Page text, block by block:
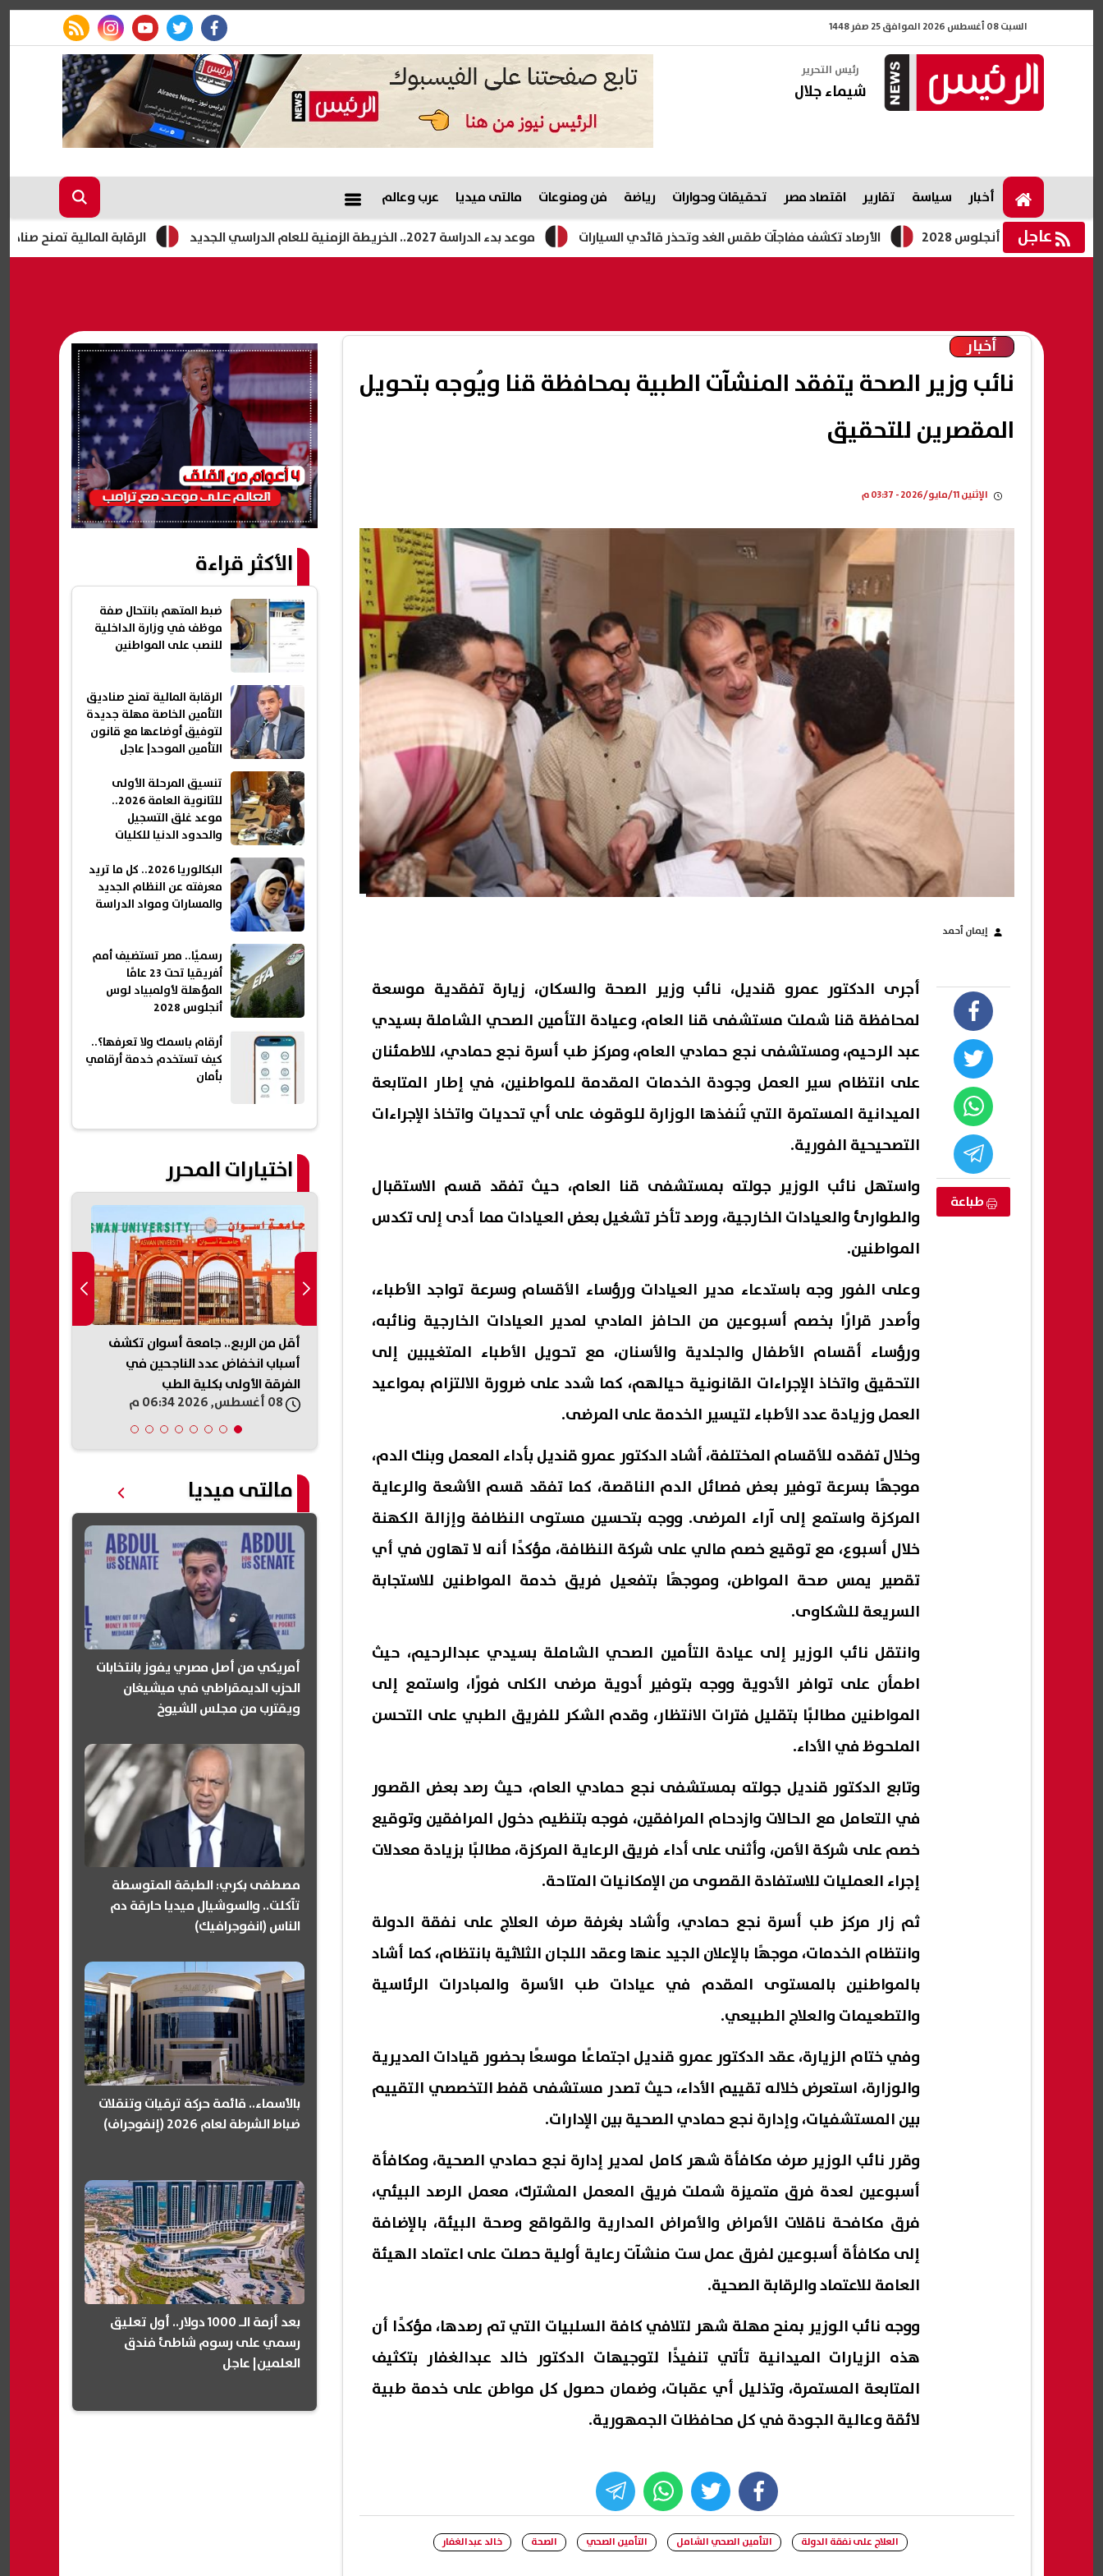
السبت 08 أغسطس 2026 الموافق 25 صفر 1448
facebook
twitter
youtube
instagram
rss feed
رئيس التحرير
شيماء جلال
أخبار سياسة تقارير اقتصاد مصر تحقيقات وحوارات رياضة فن ومنوعات مالتى ميديا عرب وعالم
عاجل الرقابة المالية تمنح صناديق موعد بدء الدراسة 2027.. الخريطة الزمنية للعام الدراسي الجديد الأرصاد تكشف مفاجآت طقس الغد وتحذر قائدي السيارات
أخبار
نائب وزير الصحة يتفقد المنشآت الطبية بمحافظة قنا ويُوجه بتحويل
المقصرين للتحقيق
الإثنين 11/مايو/2026 - 03:37 م
إيمان أحمد
طباعة
أجرى الدكتور عمرو قنديل، نائب وزير الصحة والسكان، زيارة تفقدية موسعة
لمحافظة قنا شملت مستشفى قنا العام، وعيادة التأمين الصحي الشاملة بسيدي
عبد الرحيم، ومستشفى نجع حمادي العام، ومركز طب أسرة نجع حمادي، للاطمئنان
على انتظام سير العمل وجودة الخدمات المقدمة للمواطنين، في إطار المتابعة
الميدانية المستمرة التي تُنفذها الوزارة للوقوف على أي تحديات واتخاذ الإجراءات
التصحيحية الفورية.
واستهل نائب الوزير جولته بمستشفى قنا العام، حيث تفقد قسم الاستقبال
والطوارئ والعيادات الخارجية، ورصد تأخر تشغيل بعض العيادات مما أدى إلى تكدس
المواطنين.
وعلى الفور وجه باستدعاء مدير العيادات ورؤساء الأقسام وسرعة تواجد الأطباء،
وأصدر قرارًا بخصم أسبوعين من الحافز المادي لمدير العيادات الخارجية ونائبه،
ورؤساء أقسام الأطفال والجلدية والأسنان، مع تحويل الأطباء المتغيبين إلى
التحقيق واتخاذ الإجراءات القانونية حيالهم، كما شدد على ضرورة الالتزام بمواعيد
العمل وزيادة عدد الأطباء لتيسير الخدمة على المرضى.
وخلال تفقده للأقسام المختلفة، أشاد الدكتور عمرو قنديل بأداء المعمل وبنك الدم،
موجهًا بسرعة توفير بعض فصائل الدم الناقصة، كما تفقد قسم الأشعة والرعاية
المركزة واستمع إلى آراء المرضى. ووجه بتحسين مستوى النظافة وإزالة الكهنة
خلال أسبوع، مع توقيع خصم مالي على شركة النظافة، مؤكدًا أنه لا تهاون في أي
تقصير يمس صحة المواطن، وموجهًا بتفعيل فريق خدمة المواطنين للاستجابة
السريعة للشكاوى.
وانتقل نائب الوزير إلى عيادة التأمين الصحي الشاملة بسيدي عبدالرحيم، حيث
اطمأن على توافر الأدوية ووجه بتوفير أدوية مرضى الكلى فورًا، واستمع إلى
المواطنين مطالبًا بتقليل فترات الانتظار، وقدم الشكر للفريق الطبي على التحسن
الملحوظ في الأداء.
وتابع الدكتور قنديل جولته بمستشفى نجع حمادي العام، حيث رصد بعض القصور
في التعامل مع الحالات وازدحام المرافقين، فوجه بتنظيم دخول المرافقين وتوقيع
خصم على شركة الأمن، وأثنى على أداء فريق الرعاية المركزة، مطالبًا بزيادة معدلات
إجراء العمليات للاستفادة القصوى من الإمكانيات المتاحة.
ثم زار مركز طب أسرة نجع حمادي، وأشاد بغرفة صرف العلاج على نفقة الدولة
وانتظام الخدمات، موجهًا بالإعلان الجيد عنها وعقد اللجان الثلاثية بانتظام، كما أشاد
بالمواطنين بالمستوى المقدم في عيادات طب الأسرة والمبادرات الرئاسية
والتطعيمات والعلاج الطبيعي.
وفي ختام الزيارة، عقد الدكتور عمرو قنديل اجتماعًا موسعًا بحضور قيادات المديرية
والوزارة، استعرض خلاله تقييم الأداء، حيث تصدر مستشفى قفط التخصصي التقييم
بين المستشفيات، وإدارة نجع حمادي الصحية بين الإدارات.
وقرر نائب الوزير صرف مكافأة شهر كامل لمدير إدارة نجع حمادي الصحية، ومكافأة
أسبوعين لعدة فرق متميزة شملت فريق المعمل المشترك، معمل الرصد البيئي،
فرق مكافحة ناقلات الأمراض والأمراض المدارية والقواقع وصحة البيئة، بالإضافة
إلى مكافأة أسبوعين لفرق عمل ست منشآت رعاية أولية حصلت على اعتماد الهيئة
العامة للاعتماد والرقابة الصحية.
ووجه نائب الوزير بمنح مهلة شهر لتلافي كافة السلبيات التي تم رصدها، مؤكدًا أن
هذه الزيارات الميدانية تأتي تنفيذًا لتوجيهات الدكتور خالد عبدالغفار بتكثيف
المتابعة المستمرة، وتذليل أي عقبات، وضمان حصول كل مواطن على خدمة طبية
لائقة وعالية الجودة في كل محافظات الجمهورية.
facebook
twitter
whats
العلاج على نفقة الدولة التأمين الصحي الشامل التأمين الصحي الصحة خالد عبدالغفار
الأكثر قراءة
ضبط المتهم بانتحال صفة
موظف في وزارة الداخلية
للنصب على المواطنين
الرقابة المالية تمنح صناديق
التأمين الخاصة مهلة جديدة
لتوفيق أوضاعها مع قانون
التأمين الموحد| عاجل
تنسيق المرحلة الأولى
للثانوية العامة 2026..
موعد غلق التسجيل
والحدود الدنيا للكليات
البكالوريا 2026.. كل ما تريد
معرفته عن النظام الجديد
والمسارات ومواد الدراسة
رسميًا.. مصر تستضيف أمم
أفريقيا تحت 23 عامًا
المؤهلة لأولمبياد لوس
أنجلوس 2028
أرقام باسمك ولا تعرفها؟..
كيف تستخدم خدمة أرقامي
بأمان
اختيارات المحرر
أرقام باسمك ولا تعرفها؟.. كيف
تستخدم خدمة أرقامي بأمان
تنسيق المرحلة الأولى للثانوية
العامة 2026.. موعد غلق التسجيل
والحدود الدنيا للكليات
رسميًا.. مصر تستضيف أمم أفريقيا
تحت 23 عامًا المؤهلة لأولمبياد لوس
أنجلوس 2028
أقل من الربع.. جامعة أسوان تكشف
أسباب انخفاض عدد الناجحين في
الفرقة الأولى بكلية الطب
مالتى ميديا
أمريكي من أصل مصري يفوز بانتخابات
الحزب الديمقراطي في ميشيغان
ويقترب من مجلس الشيوخ
مصطفى بكري: الطبقة المتوسطة
تآكلت.. والسوشيال ميديا حارقة دم
الناس (انفوجرافيك)
بالأسماء.. قائمة حركة ترقيات وتنقلات
ضباط الشرطة لعام 2026 (إنفوجراف)
بعد أزمة الـ 1000 دولار.. أول تعليق
رسمي على رسوم شاطئ فندق
العلمين| عاجل